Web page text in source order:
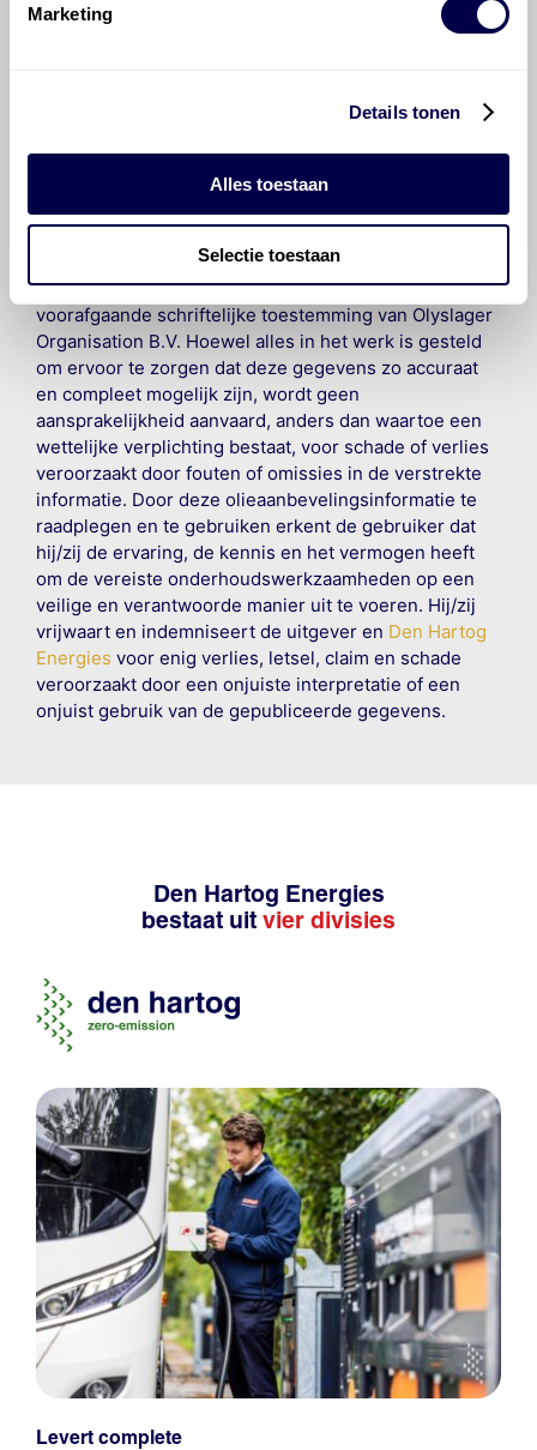
Marketing
Details tonen
Alles toestaan
Selectie toestaan
serie is productadvies beschikbaar?
gereproduceerd, opgeslagen in een database of op
andere manieren worden overgedragen zonder
voorafgaande schriftelijke toestemming van Olyslager
Organisation B.V. Hoewel alles in het werk is gesteld
om ervoor te zorgen dat deze gegevens zo accuraat
en compleet mogelijk zijn, wordt geen
aansprakelijkheid aanvaard, anders dan waartoe een
wettelijke verplichting bestaat, voor schade of verlies
veroorzaakt door fouten of omissies in de verstrekte
informatie. Door deze olieaanbevelingsinformatie te
raadplegen en te gebruiken erkent de gebruiker dat
hij/zij de ervaring, de kennis en het vermogen heeft
om de vereiste onderhoudswerkzaamheden op een
veilige en verantwoorde manier uit te voeren. Hij/zij
vrijwaart en indemniseert de uitgever en Den Hartog
Energies voor enig verlies, letsel, claim en schade
veroorzaakt door een onjuiste interpretatie of een
onjuist gebruik van de gepubliceerde gegevens.
Den Hartog Energies
bestaat uit vier divisies
Levert complete